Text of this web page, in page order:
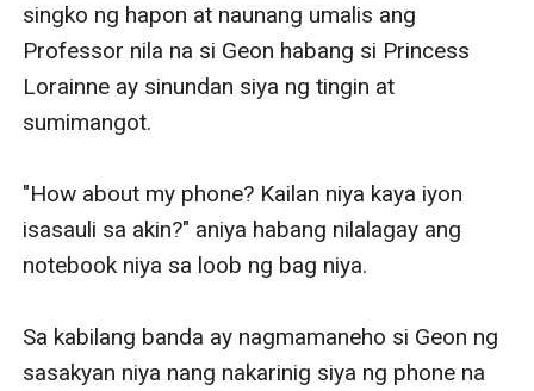
singko ng hapon at naunang umalis ang
Professor nila na si Geon habang si Princess
Lorainne ay sinundan siya ng tingin at
sumimangot.
"How about my phone? Kailan niya kaya iyon
isasauli sa akin?" aniya habang nilalagay ang
notebook niya sa loob ng bag niya.
Sa kabilang banda ay nagmamaneho si Geon ng
sasakyan niya nang nakarinig siya ng phone na